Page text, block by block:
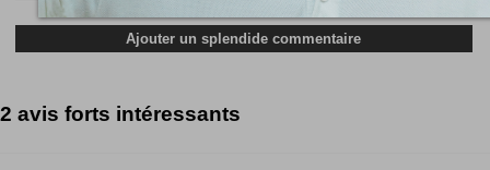
2 avis forts intéressants